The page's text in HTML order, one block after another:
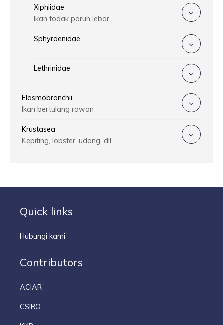
Xiphiidae
Ikan todak paruh lebar
Sphyraenidae
Lethrinidae
Elasmobranchii
Ikan bertulang rawan
Krustasea
Kepiting, lobster, udang, dll
Quick links
Hubungi kami
Contributors
ACIAR
CSIRO